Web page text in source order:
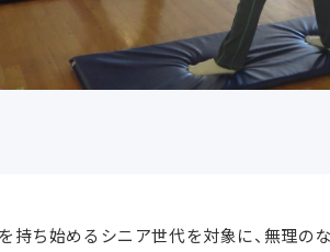
持ち始めるシニア世代を対象に、無理の